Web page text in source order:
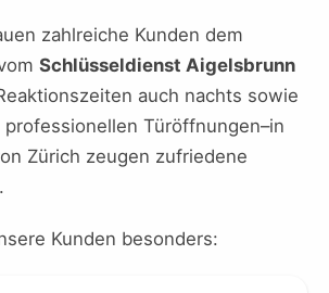
zahlreiche Kunden dem
Schlüsseldienst Aigelsbrunn
auch nachts sowie
Türöffnungen–in
Zürich zeugen zufriedene
Kunden besonders: